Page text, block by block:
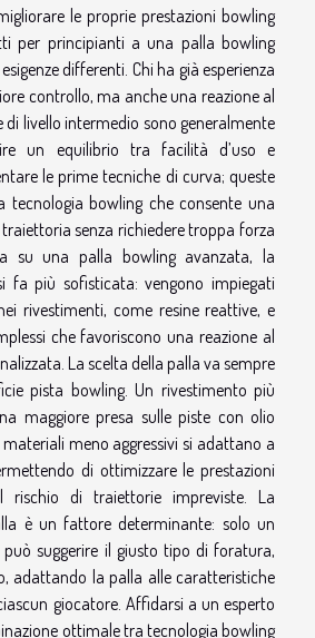
le proprie prestazioni bowling
per principianti a una palla bowling
differenti. Chi ha già esperienza
controllo, ma anche una reazione al
di livello intermedio sono generalmente
un equilibrio tra facilità d’uso e
le prime tecniche di curva; queste
tecnologia bowling che consente una
senza richiedere troppa forza
su una palla bowling avanzata, la
fa più sofisticata: vengono impiegati
rivestimenti, come resine reattive, e
che favoriscono una reazione al
La scelta della palla va sempre
pista bowling. Un rivestimento più
maggiore presa sulle piste con olio
meno aggressivi si adattano a
di ottimizzare le prestazioni
rischio di traiettorie impreviste. La
è un fattore determinante: solo un
suggerire il giusto tipo di foratura,
adattando la palla alle caratteristiche
giocatore. Affidarsi a un esperto
ottimale tra tecnologia bowling